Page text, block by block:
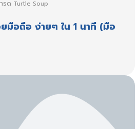
รด Turtle Soup
มือถือ ง่ายๆ ใน 1 นาที (มือ